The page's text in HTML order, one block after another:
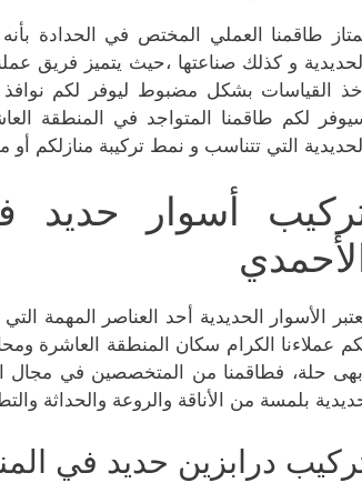
طاقمنا العملي المختص في الحدادة
و كذلك صناعتها ،حيث يتميز فريق
القياسات بشكل مضبوط ليوفر لكم
لكم طاقمنا المتواجد في المنطقة
التي تتناسب و نمط تركيبة منازلكم
أسوار حديد
الأسوار الحديدية أحد العناصر المهمة
عملاءنا الكرام سكان المنطقة العاشرة
أبهى حلة، فطاقمنا من المتخصصين في مجال
بلمسة من الأناقة والروعة والحداثة
درابزين حديد في